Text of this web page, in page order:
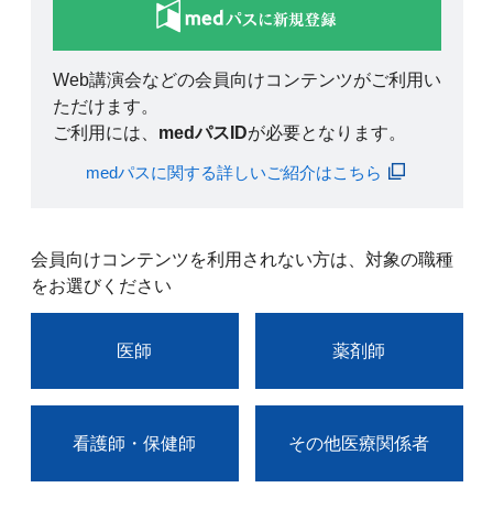
Web講演会などの会員向けコンテンツがご利用い
ただけます。
ご利用には、 medパスIDが必要となります。
medパスに関する詳しいご紹介はこちら
会員向けコンテンツを利用されない方は、対象の職種
をお選びください
医師 薬剤師
看護師・保健師 その他医療関係者